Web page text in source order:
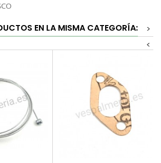
EN LA MISMA CATEGORÍA:
>
<